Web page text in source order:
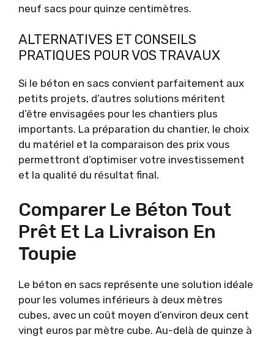
neuf sacs pour quinze centimètres.
ALTERNATIVES ET CONSEILS
PRATIQUES POUR VOS TRAVAUX
Si le béton en sacs convient parfaitement aux
petits projets, d’autres solutions méritent
d’être envisagées pour les chantiers plus
importants. La préparation du chantier, le choix
du matériel et la comparaison des prix vous
permettront d’optimiser votre investissement
et la qualité du résultat final.
Comparer Le Béton Tout
Prêt Et La Livraison En
Toupie
Le béton en sacs représente une solution idéale
pour les volumes inférieurs à deux mètres
cubes, avec un coût moyen d’environ deux cent
vingt euros par mètre cube. Au-delà de quinze à